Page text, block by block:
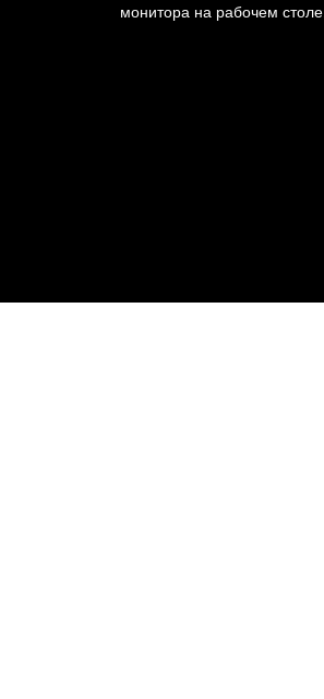
монитора на рабочем столе.